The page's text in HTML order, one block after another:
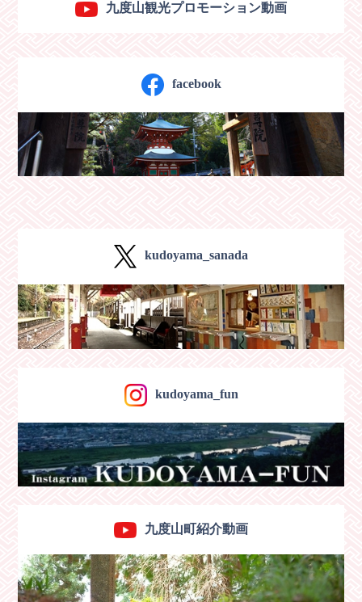
九度山観光プロモーション動画
facebook
kudoyama_sanada
kudoyama_fun
九度山町紹介動画